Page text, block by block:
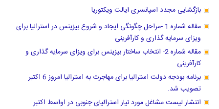
بازگشایی مجدد اسپانسری ایالت ویکتوریا
مقاله شماره 1 -مراحل چگونگی ایجاد و شروع بیزینس در استرالیا برای
ویزای سرمایه گذاری و کارآفرینی
مقاله شماره 2- انتخاب ساختار بیزینس برای ویزای سرمایه گذاری و
کارآفرینی
برنامه بودجه دولت استرالیا برای مهاجرت به استرالیا امروز 6 اکتبر
تصویب شد.
انتشار لیست مشاغل مورد نیاز استرالیای جنوبی در اواسط اکتبر